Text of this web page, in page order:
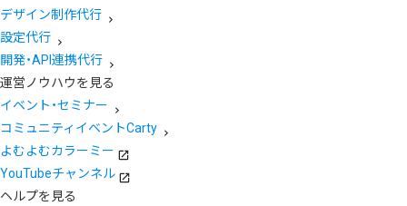
デザイン制作代行
設定代行
開発・API連携代行
運営ノウハウを見る
イベント・セミナー
コミュニティイベントCarty
よむよむカラーミー
YouTubeチャンネル
ヘルプを見る